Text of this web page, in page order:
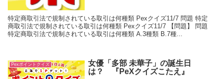
特定商取引法で規制されている取引は何種類 Pexクイズ11/7 問題 特定
商取引法で規制されている取引は何種類 Pexクイズ11/7 【問題】 問題
特定商取引法で規制されている取引は何種類 A.3種類 B.7種...
Pexポイントクイズ
女優「多部 未華子」の誕生日
は？ 『PeXクイズこたえ』